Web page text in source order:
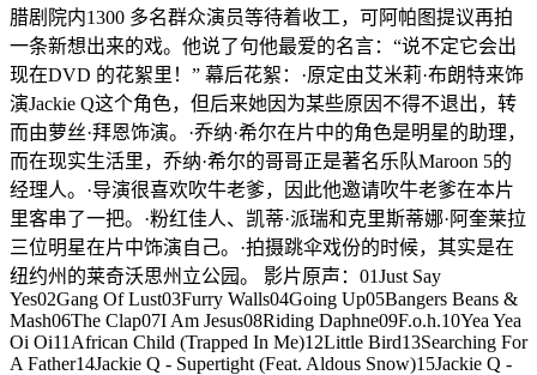
腊剧院内1300 多名群众演员等待着收工，可阿帕图提议再拍
一条新想出来的戏。他说了句他最爱的名言：“说不定它会出
现在DVD 的花絮里！” 幕后花絮：·原定由艾米莉·布朗特来饰
演Jackie Q这个角色，但后来她因为某些原因不得不退出，转
而由萝丝·拜恩饰演。·乔纳·希尔在片中的角色是明星的助理，
而在现实生活里，乔纳·希尔的哥哥正是著名乐队Maroon 5的
经理人。·导演很喜欢吹牛老爹，因此他邀请吹牛老爹在本片
里客串了一把。·粉红佳人、凯蒂·派瑞和克里斯蒂娜·阿奎莱拉
三位明星在片中饰演自己。·拍摄跳伞戏份的时候，其实是在
纽约州的莱奇沃思州立公园。 影片原声：01Just Say
Yes02Gang Of Lust03Furry Walls04Going Up05Bangers Beans &
Mash06The Clap07I Am Jesus08Riding Daphne09F.o.h.10Yea Yea
Oi Oi11African Child (Trapped In Me)12Little Bird13Searching For
A Father14Jackie Q - Supertight (Feat. Aldous Snow)15Jackie Q -